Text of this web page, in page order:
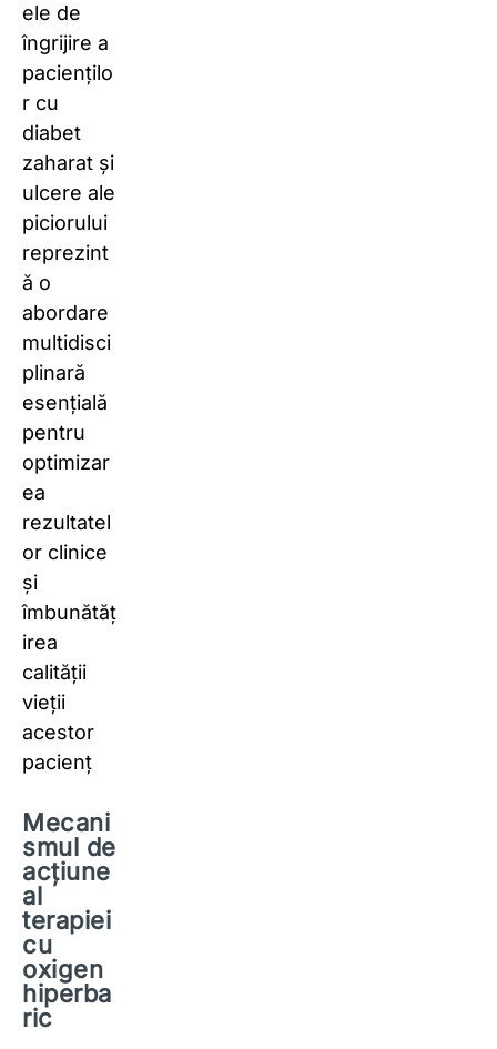
ele de
îngrijire a
paciențilo
r cu
diabet
zaharat și
ulcere ale
piciorului
reprezint
ă o
abordare
multidisci
plinară
esențială
pentru
optimizar
ea
rezultatel
or clinice
și
îmbunătăț
irea
calității
vieții
acestor
pacienț
Mecani
smul de
acțiune
al
terapiei
cu
oxigen
hiperba
ric